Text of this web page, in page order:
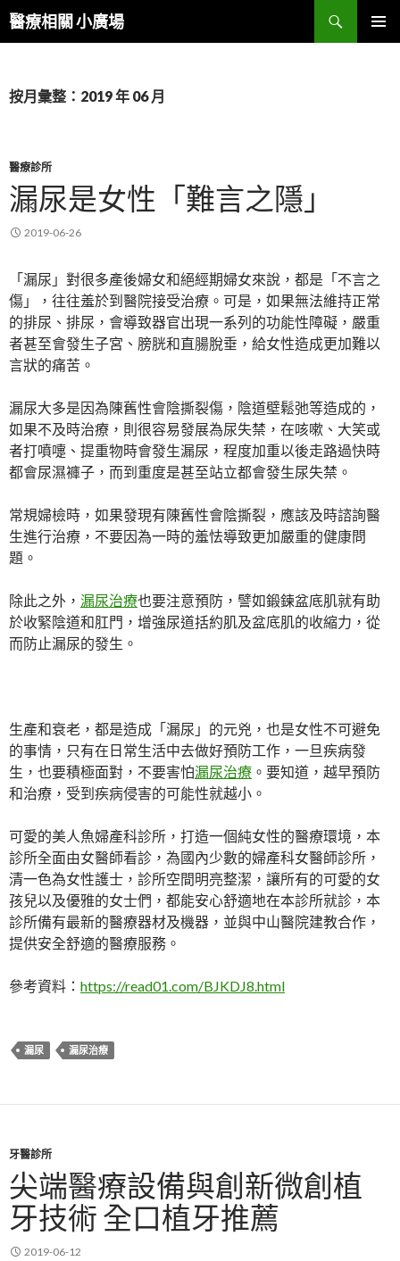
醫療相關 小廣場
搜
尋
容
按月彙整：2019 年 06 月
醫療診所
漏尿是女性「難言之隱」
2019-06-26
「漏尿」對很多產後婦女和絕經期婦女來說，都是「不言之
傷」，往往羞於到醫院接受治療。可是，如果無法維持正常
的排尿、排尿，會導致器官出現一系列的功能性障礙，嚴重
者甚至會發生子宮、膀胱和直腸脫垂，給女性造成更加難以
言狀的痛苦。
漏尿大多是因為陳舊性會陰撕裂傷，陰道壁鬆弛等造成的，
如果不及時治療，則很容易發展為尿失禁，在咳嗽、大笑或
者打噴嚏、提重物時會發生漏尿，程度加重以後走路過快時
都會尿濕褲子，而到重度是甚至站立都會發生尿失禁。
常規婦檢時，如果發現有陳舊性會陰撕裂，應該及時諮詢醫
生進行治療，不要因為一時的羞怯導致更加嚴重的健康問
題。
除此之外， 漏尿治療也要注意預防，譬如鍛鍊盆底肌就有助
於收緊陰道和肛門，增強尿道括約肌及盆底肌的收縮力，從
而防止漏尿的發生。
生產和衰老，都是造成「漏尿」的元兇，也是女性不可避免
的事情，只有在日常生活中去做好預防工作，一旦疾病發
生，也要積極面對，不要害怕漏尿治療 。要知道，越早預防
和治療，受到疾病侵害的可能性就越小。
可愛的美人魚婦產科診所 ，打造一個純女性的醫療環境，本
診所全面由女醫師看診，為國內少數的婦產科女醫師診所，
清一色為女性護士，診所空間明亮整潔，讓所有的可愛的女
孩兒以及優雅的女士們，都能安心舒適地在本診所就診，本
診所備有最新的醫療器材及機器，並與中山醫院建教合作，
提供安全舒適的醫療服務。
參考資料： https://read01.com/BJKDJ8.html
漏尿 漏尿治療
牙醫診所
尖端醫療設備與創新微創植
牙技術 全口植牙推薦
2019-06-12